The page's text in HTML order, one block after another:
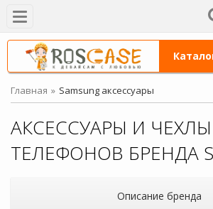
Главная Samsung аксессуары
АКСЕССУАРЫ И
ТЕЛЕФОНОВ БРЕНДА
Описание бренда